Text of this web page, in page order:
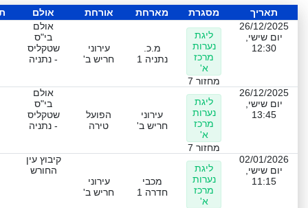
תאריך מסגרת מארחת אורחת אולם
26/12/2025
יום שישי,
12:30
ליגת
נערות
מרכז
א'
מחזור 7
מ.כ.
נתניה 1
עירוני
חריש ב'
אולם
בי"ס
שטקליס
- נתניה
26/12/2025
יום שישי,
13:45
ליגת
נערות
מרכז
א'
מחזור 7
עירוני
חריש ב'
הפועל
טירה
אולם
בי"ס
שטקליס
- נתניה
02/01/2026
יום שישי,
11:15
ליגת
נערות
מרכז
א'
מכבי
חדרה 1
עירוני
חריש ב'
קיבוץ עין
החורש